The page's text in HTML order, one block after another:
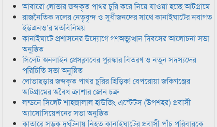
আবারো লোভার জব্দকৃত পাথর চুরি করে নিয়ে যাওয়া হচ্ছে আটগ্রামে
রাজনৈতিক দলের নেতৃবৃন্দ ও সুধীজনদের সাথে কানাইঘাটের নবাগত
ইউএনও’র মতবিনিময়
কানাইঘাটে প্রশাসনের উদ্যোগে গণঅভ্যুত্থান দিবসের আলোচনা সভা
অনুষ্ঠিত
সিলেট অনলাইন প্রেসক্লাবের পুরস্কার বিতরণ ও নতুন সদস্যদের
পরিচিতি সভা অনুষ্ঠিত
লোভাছড়ার জব্দকৃত পাথর চুরির হিড়িক! বেপরোয়া জকিগঞ্জের
আটগ্রামের অবৈধ ক্রাশার জোন চক্র
লন্ডনে সিলেট শাহজালাল হাউজিং এস্টেটস (উপশহর) প্রবাসী
অ্যাসোসিয়েশনের সভা অনুষ্ঠিত
কাতারে সড়ক দুর্ঘটনায় নিহত কানাইঘাটের প্রবাসী পাঁচ পরিবারকে